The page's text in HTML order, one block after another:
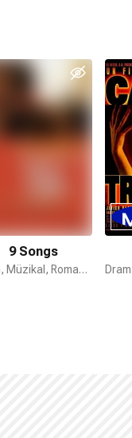
9 Songs
Dram, Müzikal, Romantik